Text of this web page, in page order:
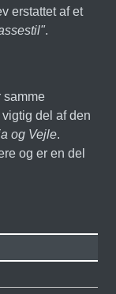
erstattet af et
.
samme
del af den
og Vejle.
og er en del